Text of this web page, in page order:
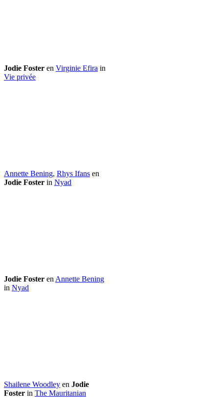
Jodie Foster en Virginie Efira in
Vie privée
Annette Bening, Rhys Ifans en
Jodie Foster in Nyad
Jodie Foster en Annette Bening
in Nyad
Shailene Woodley en Jodie
Foster in The Mauritanian